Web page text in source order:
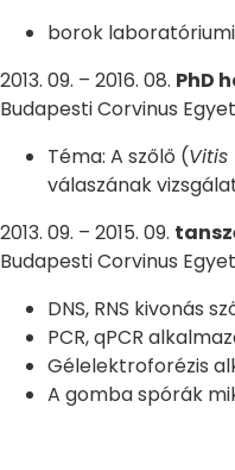
borok
2013. 09. – 2016. 08. PhD
Budapesti Corvinus
Téma: A szőlő (
válaszának
2013. 09. – 2015. 09.
Budapesti Corvinus
DNS, RNS kivonás
PCR, qPCR
Gélelektroforézis
A gomba spórák